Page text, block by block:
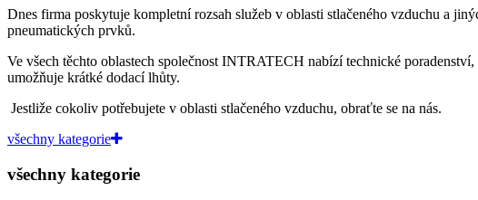
Dnes firma poskytuje kompletní rozsah služeb v oblasti stlačeného vzduchu a
pneumatických prvků.
Ve všech těchto oblastech společnost INTRATECH nabízí technické
umožňuje krátké dodací lhůty.
Jestliže cokoliv potřebujete v oblasti stlačeného vzduchu, obraťte se na nás.
všechny kategorie
všechny kategorie